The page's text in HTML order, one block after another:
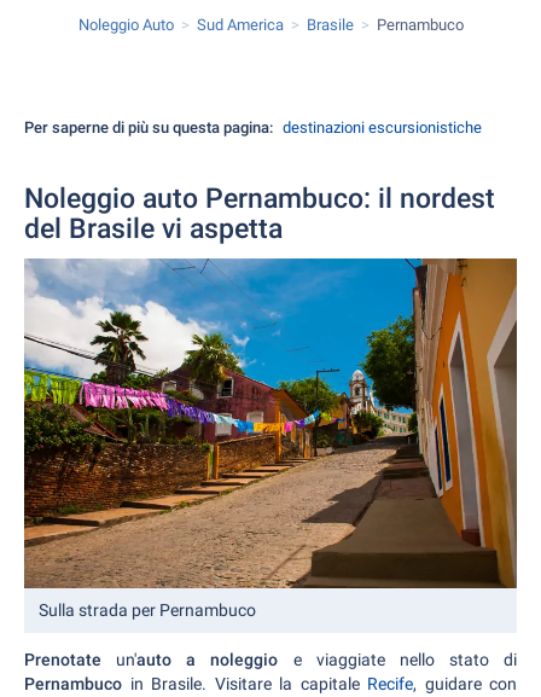
Noleggio Auto Sud America Brasile Pernambuco
Per saperne di più su questa pagina: destinazioni escursionistiche
Noleggio auto Pernambuco: il nordest
del Brasile vi aspetta
Sulla strada per Pernambuco
Prenotate un'auto a noleggio e viaggiate nello stato di
Pernambuco in Brasile. Visitare la capitale Recife, guidare con